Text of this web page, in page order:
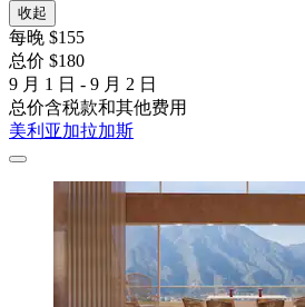
收起
每晚 $155
总价 $180
9 月 1 日 - 9 月 2 日
总价含税款和其他费用
美利亚加拉加斯